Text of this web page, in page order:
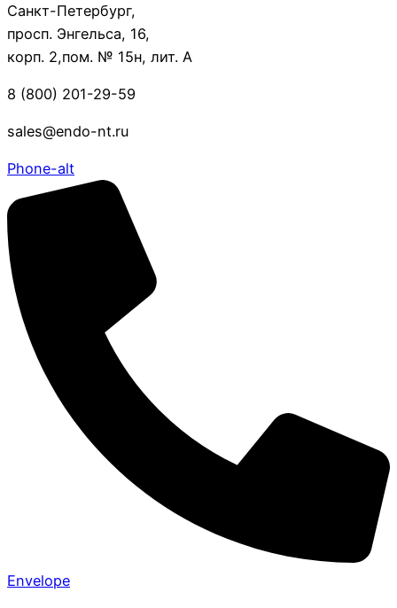
Санкт-Петербург,
просп. Энгельса, 16,
корп. 2,пом. № 15н, лит. А
8 (800) 201-29-59
sales@endo-nt.ru
Phone-alt
Envelope